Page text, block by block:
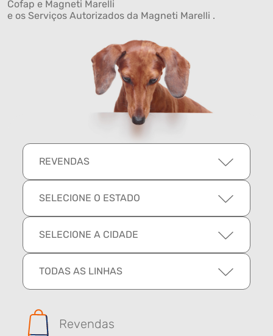
Cofap e Magneti Marelli
e os Serviços Autorizados da Magneti Marelli .
REVENDAS
SELECIONE O ESTADO
SELECIONE A CIDADE
TODAS AS LINHAS
Revendas